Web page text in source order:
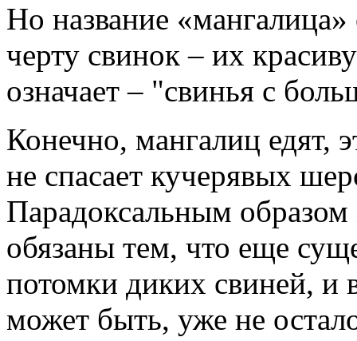
Но название
черту свинок – их
означает – "свинья с
Конечно, мангалиц едят,
не спасает кучерявых
Парадоксальным
обязаны тем, что еще
потомки диких свиней, и
может быть, уже не